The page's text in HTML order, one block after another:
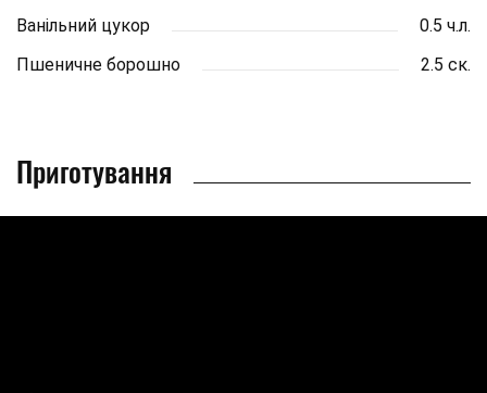
Ванільний цукор
0.5 ч.л.
Пшеничне борошно
2.5 ск.
Приготування